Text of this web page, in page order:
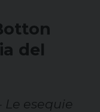
del
Le esequie